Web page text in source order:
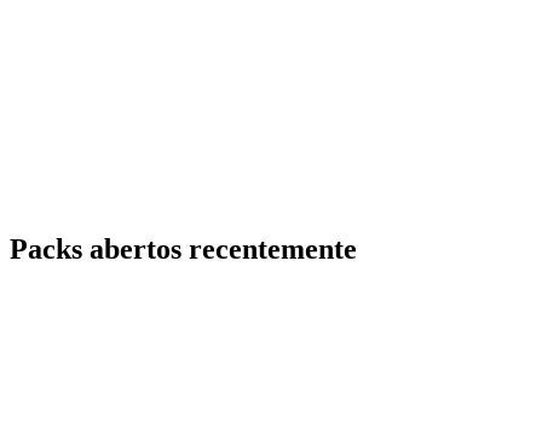
Packs abertos recentemente